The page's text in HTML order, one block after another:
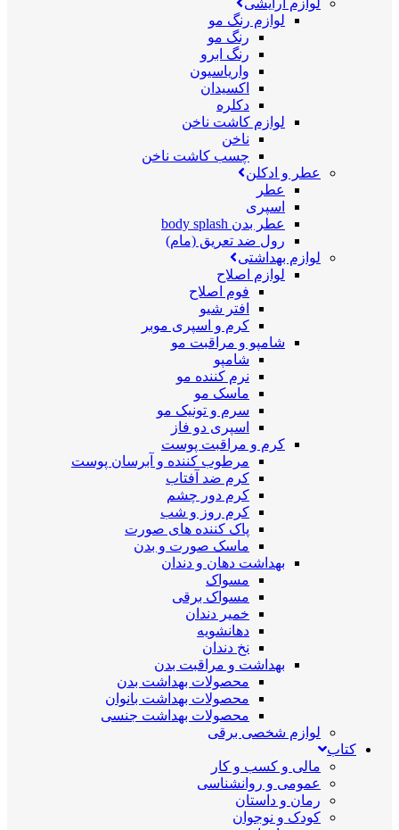
لوازم آرایشی
لوازم رنگ مو
رنگ مو
رنگ ابرو
واریاسیون
اکسیدان
دکلره
لوازم کاشت ناخن
ناخن
چسب کاشت ناخن
عطر و ادکلن
عطر
اسپری
عطر بدن body splash
رول ضد تعریق (مام)
لوازم بهداشتی
لوازم اصلاح
فوم اصلاح
افتر شیو
کرم و اسپری موبر
شامپو و مراقبت مو
شامپو
نرم کننده مو
ماسک مو
سرم و تونیک مو
اسپری دو فاز
کرم و مراقبت پوست
مرطوب کننده و آبرسان پوست
کرم ضد آفتاب
کرم دور چشم
کرم روز و شب
پاک کننده های صورت
ماسک صورت و بدن
بهداشت دهان و دندان
مسواک
مسواک برقی
خمیر دندان
دهانشویه
نخ دندان
بهداشت و مراقبت بدن
محصولات بهداشت بدن
محصولات بهداشت بانوان
محصولات بهداشت جنسی
لوازم شخصی برقی
کتاب
مالی و کسب و کار
عمومی و روانشناسی
رمان و داستان
کودک و نوجوان